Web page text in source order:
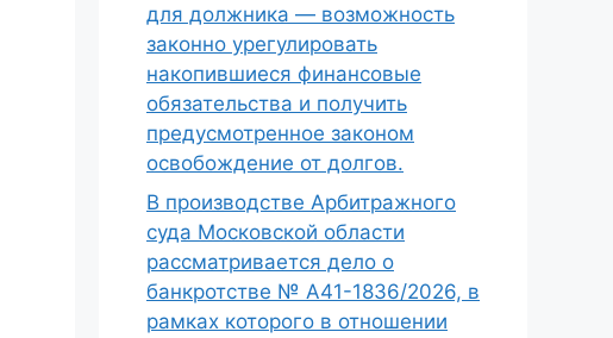
для должника — возможность
законно урегулировать
накопившиеся финансовые
обязательства и получить
предусмотренное законом
освобождение от долгов.
В производстве Арбитражного
суда Московской области
рассматривается дело о
банкротстве № А41-1836/2026, в
рамках которого в отношении